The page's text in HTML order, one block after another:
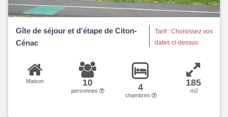
Gîte de séjour et d'étape de Citon-
Cénac
Tarif : Choisissez vos
dates ci-dessus
Maison 10
personnes 4
chambres
185
m2